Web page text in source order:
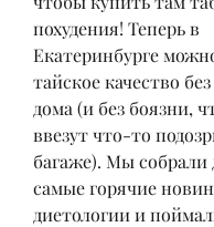
похудения! Теперь в
Екатеринбурге
тайское качество
дома (и без боязни,
ввезут что-то
багаже). Мы собрали
самые горячие
диетологии и